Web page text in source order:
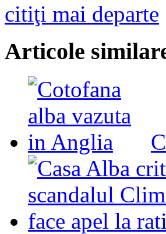
citiţi mai departe
Articole